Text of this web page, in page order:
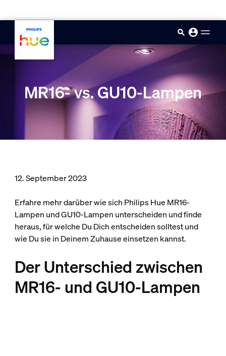
MR16- vs. GU10-Lampen
12. September 2023
Erfahre mehr darüber wie sich Philips Hue MR16-
Lampen und GU10-Lampen unterscheiden und finde
heraus, für welche Du Dich entscheiden solltest und
wie Du sie in Deinem Zuhause einsetzen kannst.
Der Unterschied zwischen
MR16- und GU10-Lampen